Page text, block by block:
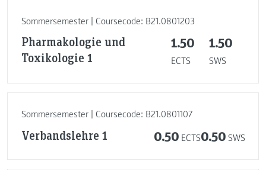
Sommersemester | Coursecode: B21.0801203
Pharmakologie und
Toxikologie 1
1.50
ECTS
1.50
SWS
Sommersemester | Coursecode: B21.0801107
Verbandslehre 1 0.50 ECTS0.50 SWS